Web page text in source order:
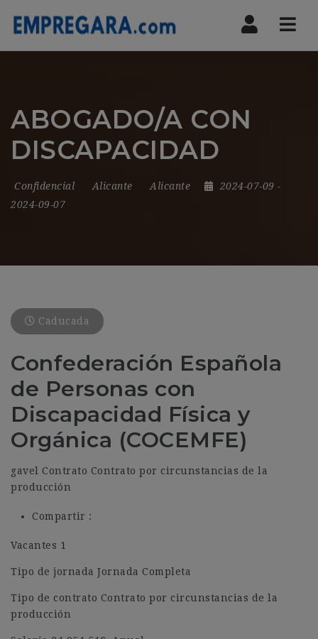
ABOGADO/A CON
DISCAPACIDAD
Confidencial Alicante Alicante 2024-07-09 -
2024-09-07
Caducada
Confederación Española
de Personas con
Discapacidad Física y
Orgánica (COCEMFE)
gavel Contrato Contrato por circunstancias de la
producción
Compartir :
Vacantes 1
Tipo de jornada Jornada Completa
Tipo de contrato Contrato por circunstancias de la
producción